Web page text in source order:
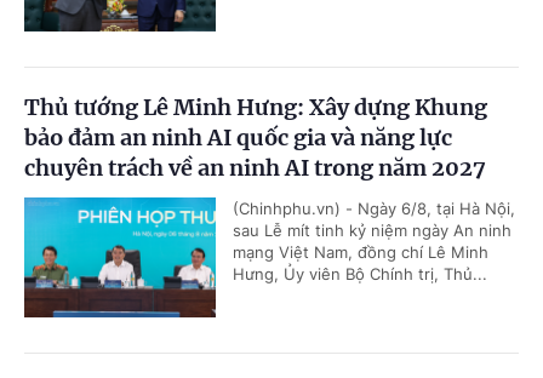
Thủ tướng Lê Minh Hưng: Xây dựng Khung
bảo đảm an ninh AI quốc gia và năng lực
chuyên trách về an ninh AI trong năm 2027
(Chinhphu.vn) - Ngày 6/8, tại Hà Nội,
sau Lễ mít tinh kỷ niệm ngày An ninh
mạng Việt Nam, đồng chí Lê Minh
Hưng, Ủy viên Bộ Chính trị, Thủ...